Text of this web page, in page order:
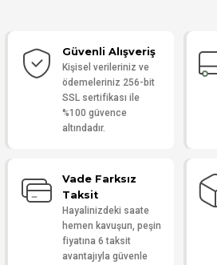
Yorum Yaz
Güvenli Alışveriş
Kişisel verileriniz ve
ödemeleriniz 256-bit
SSL sertifikası ile
%100 güvence
altındadır.
Vade Farksız
Taksit
Hayalinizdeki saate
hemen kavuşun, peşin
fiyatına 6 taksit
avantajıyla güvenle